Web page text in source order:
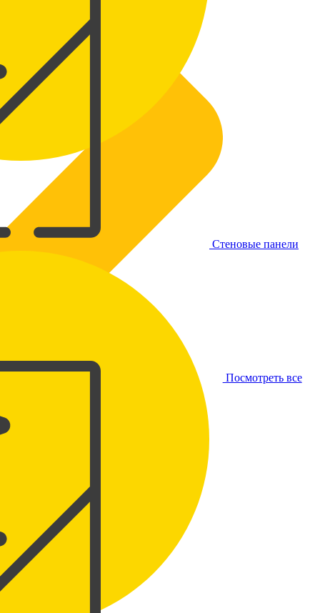
Посмотреть все
Стеновые панели